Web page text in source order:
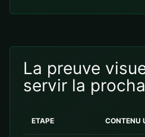
La preuve
servir la
ETAPE CONTENU